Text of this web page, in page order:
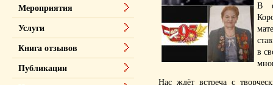
В
в
Нас ждёт встреча с
Мероприятия
Услуги
Книга отзывов
Публикации